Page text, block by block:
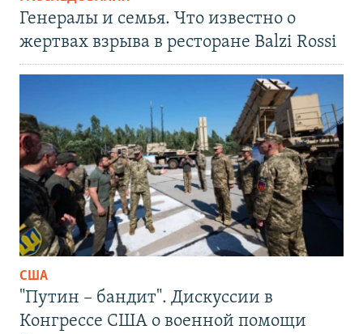
Генералы и семья. Что известно о
жертвах взрыва в ресторане Balzi Rossi
США
"Путин – бандит". Дискуссии в
Конгрессе США о военной помощи